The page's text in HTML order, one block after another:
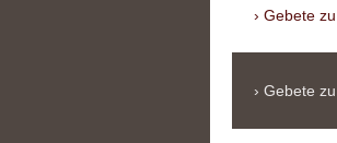
Gebete
Gebete